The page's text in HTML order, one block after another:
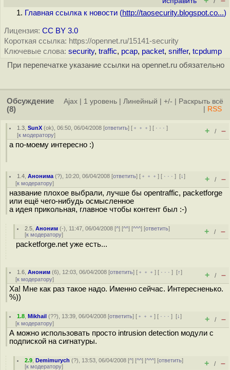
Главная ссылка к новости (http://taosecurity.blogspot.co...)
Лицензия: CC BY 3.0
Короткая ссылка: https://opennet.ru/15141-security
Ключевые слова: security, traffic, pcap, packet, sniffer, tcpdump
При перепечатке указание ссылки на opennet.ru обязательно
Обсуждение
(8)
Ajax 1 уровень Линейный +/-
Раскрыть всё
RSS
1.3 ,SunX (ok), 06:50, 06/04/2008 [ответить] [ ﹢﹢﹢] [ · · ·]
[к модератору] + / –
а по-моему интересно :)
1.4 ,Анонима (?), 10:20, 06/04/2008 [ответить] [ ﹢﹢﹢] [ · · ·][↓]
[к модератору] + / –
название плохое выбрали, лучше бы opentraffic, packetforge
или ещё чего-нибудь осмысленное
а идея прикольная, главное чтобы контент был :-)
2.5 ,Аноним (-), 11:47, 06/04/2008 [^] [^^] [^^^] [ответить]
[к модератору] + / –
packetforge.net уже есть...
1.6 ,Аноним (6), 12:03, 06/04/2008 [ответить] [ ﹢﹢﹢] [ · · ·][↑]
[к модератору] + / –
Ха! Мне как раз такое надо. Именно сейчас. Интересненько.
%))
1.8 ,Mikhail (??), 13:39, 06/04/2008 [ответить] [ ﹢﹢﹢] [ · · ·][↓]
[к модератору] + / –
А можно использовать просто intrusion detection модули с
подпиской на сигнатуры.
2.9 ,Demimurych (?), 13:53, 06/04/2008 [^] [^^] [^^^] [ответить]
[к модератору] + / –